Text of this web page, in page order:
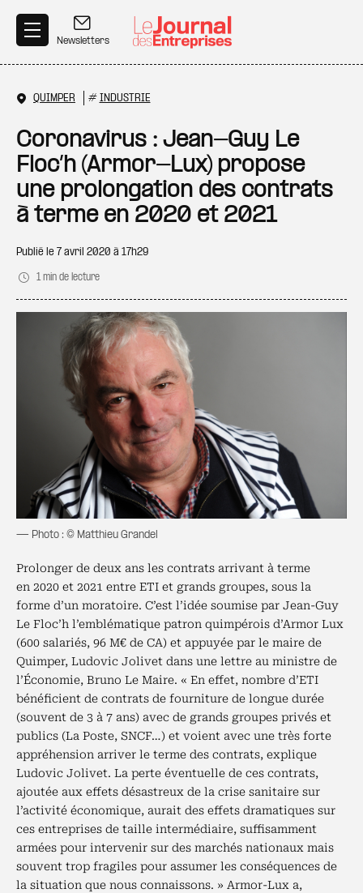
Newsletters
QUIMPER # INDUSTRIE
Coronavirus : Jean-Guy Le
Floc’h (Armor-Lux) propose
une prolongation des contrats
à terme en 2020 et 2021
Publié le 7 avril 2020 à 17h29
1 min de lecture
— Photo : © Matthieu Grandel
Prolonger de deux ans les contrats arrivant à terme
en 2020 et 2021 entre ETI et grands groupes, sous la
forme d’un moratoire. C’est l’idée soumise par Jean-Guy
Le Floc’h l’emblématique patron quimpérois d’Armor Lux
(600 salariés, 96 M€ de CA) et appuyée par le maire de
Quimper, Ludovic Jolivet dans une lettre au ministre de
l’Économie, Bruno Le Maire. « En effet, nombre d’ETI
bénéficient de contrats de fourniture de longue durée
(souvent de 3 à 7 ans) avec de grands groupes privés et
publics (La Poste, SNCF…) et voient avec une très forte
appréhension arriver le terme des contrats, explique
Ludovic Jolivet. La perte éventuelle de ces contrats,
ajoutée aux effets désastreux de la crise sanitaire sur
l’activité économique, aurait des effets dramatiques sur
ces entreprises de taille intermédiaire, suffisamment
armées pour intervenir sur des marchés nationaux mais
souvent trop fragiles pour assumer les conséquences de
la situation que nous connaissons. » Armor-Lux a,